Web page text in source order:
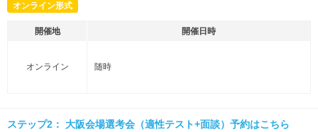
オンライン形式
開催地 開催日時
オンライン 随時
ステップ2： 大阪会場選考会（適性テスト+面談）予約はこちら